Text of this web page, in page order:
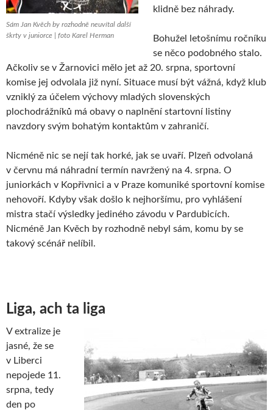
Sám Jan Kvěch by rozhodně neuvítal další
škrty v juniorce | foto Karel Herman
klidně bez náhrady.
Bohužel letošnímu ročníku
se něco podobného stalo.
Ačkoliv se v Žarnovici mělo jet až 20. srpna, sportovní
komise jej odvolala již nyní. Situace musí být vážná, když klub
vzniklý za účelem výchovy mladých slovenských
plochodrážníků má obavy o naplnění startovní listiny
navzdory svým bohatým kontaktům v zahraničí.
Nicméně nic se nejí tak horké, jak se uvaří. Plzeň odvolaná
v červnu má náhradní termín navržený na 4. srpna. O
juniorkách v Kopřivnici a v Praze komuniké sportovní komise
nehovoří. Kdyby však došlo k nejhoršímu, pro vyhlášení
mistra stačí výsledky jediného závodu v Pardubicích.
Nicméně Jan Kvěch by rozhodně nebyl sám, komu by se
takový scénář nelíbil.
Liga, ach ta liga
V extralize je
jasné, že se
v Liberci
nepojede 11.
srpna, tedy
den po